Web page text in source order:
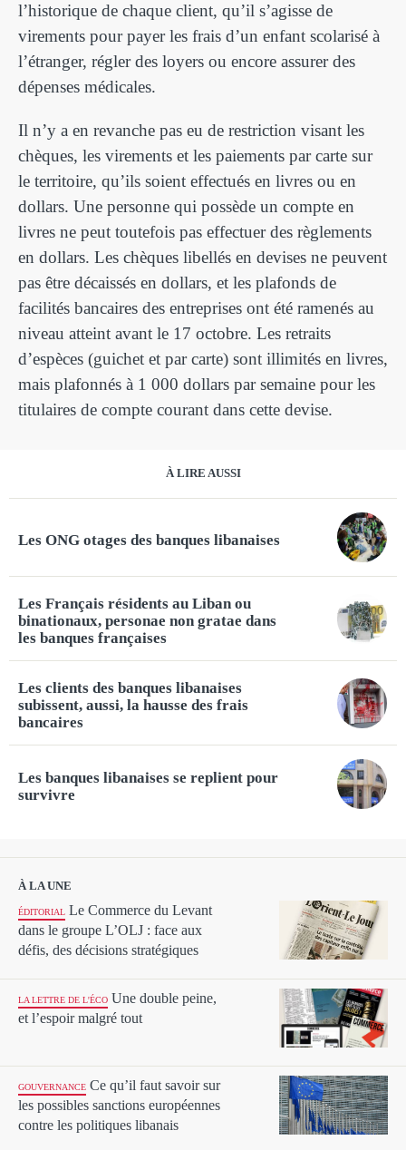
l’historique de chaque client, qu’il s’agisse de
virements pour payer les frais d’un enfant scolarisé à
l’étranger, régler des loyers ou encore assurer des
dépenses médicales.
Il n’y a en revanche pas eu de restriction visant les
chèques, les virements et les paiements par carte sur
le territoire, qu’ils soient effectués en livres ou en
dollars. Une personne qui possède un compte en
livres ne peut toutefois pas effectuer des règlements
en dollars. Les chèques libellés en devises ne peuvent
pas être décaissés en dollars, et les plafonds de
facilités bancaires des entreprises ont été ramenés au
niveau atteint avant le 17 octobre. Les retraits
d’espèces (guichet et par carte) sont illimités en livres,
mais plafonnés à 1 000 dollars par semaine pour les
titulaires de compte courant dans cette devise.
À LIRE AUSSI
Les ONG otages des banques libanaises
Les Français résidents au Liban ou
binationaux, personae non gratae dans
les banques françaises
Les clients des banques libanaises
subissent, aussi, la hausse des frais
bancaires
Les banques libanaises se replient pour
survivre
À LA UNE
ÉDITORIAL Le Commerce du Levant
dans le groupe L’OLJ : face aux
défis, des décisions stratégiques
LA LETTRE DE L'ÉCO Une double peine,
et l’espoir malgré tout
GOUVERNANCE Ce qu’il faut savoir sur
les possibles sanctions européennes
contre les politiques libanais